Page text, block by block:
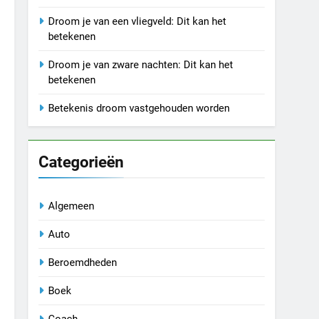
Droom je van een vliegveld: Dit kan het
betekenen
Droom je van zware nachten: Dit kan het
betekenen
Betekenis droom vastgehouden worden
Categorieën
Algemeen
Auto
Beroemdheden
Boek